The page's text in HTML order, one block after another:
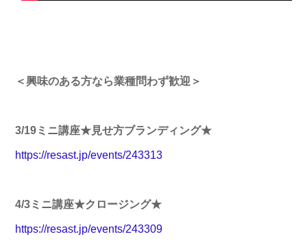
＜興味のある方なら業種問わず歓迎＞
3/19ミニ講座★見せ方ブランディング★
https://resast.jp/events/243313
4/3ミニ講座★クロージング★
https://resast.jp/events/243309